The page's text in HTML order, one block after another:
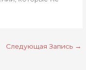
Следующая Запись →